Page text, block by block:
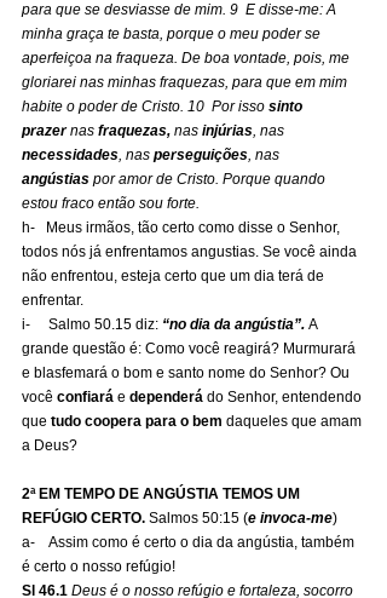
para que se desviasse de mim. 9  E disse-me: A
minha graça te basta, porque o meu poder se
aperfeiçoa na fraqueza. De boa vontade, pois, me
gloriarei nas minhas fraquezas, para que em mim
habite o poder de Cristo. 10  Por isso sinto
prazer nas fraquezas, nas injúrias, nas
necessidades, nas perseguições, nas
angústias por amor de Cristo. Porque quando
estou fraco então sou forte.
h-   Meus irmãos, tão certo como disse o Senhor,
todos nós já enfrentamos angustias. Se você ainda
não enfrentou, esteja certo que um dia terá de
enfrentar.
i-     Salmo 50.15 diz: “no dia da angústia”. A
grande questão é: Como você reagirá? Murmurará
e blasfemará o bom e santo nome do Senhor? Ou
você confiará e dependerá do Senhor, entendendo
que tudo coopera para o bem daqueles que amam
a Deus?
2ª EM TEMPO DE ANGÚSTIA TEMOS UM
REFÚGIO CERTO. Salmos 50:15 (e invoca-me)
a-    Assim como é certo o dia da angústia, também
é certo o nosso refúgio!
Sl 46.1 Deus é o nosso refúgio e fortaleza, socorro